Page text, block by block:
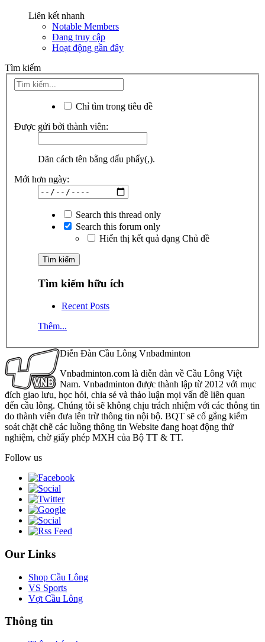
Liên kết nhanh
Notable Members
Đang truy cập
Hoạt động gần đây
Tìm kiếm
Chỉ tìm trong tiêu đề
Được gửi bởi thành viên:
Dãn cách tên bằng dấu phẩy(,).
Mới hơn ngày:
Search this thread only
Search this forum only
Hiển thị kết quả dạng Chủ đề
Tìm kiếm hữu ích
Recent Posts
Thêm...
Diễn Đàn Cầu Lông Vnbadminton
Vnbadminton.com là diễn đàn về Cầu Lông Việt
Nam. Vnbadminton được thành lập từ 2012 với mục
đích giao lưu, học hỏi, chia sẻ và thảo luận mọi vấn đề liên quan
đến cầu lông. Chúng tôi sẽ không chịu trách nhiệm với các thông tin
do thành viên đưa lên trừ thông tin nội bộ. BQT sẽ cố gắng kiểm
soát chặt chẽ các luồng thông tin Website đang hoạt động thử
nghiệm, chờ giấy phép MXH của Bộ TT & TT.
Follow us
Our Links
Shop Cầu Lông
VS Sports
Vợt Cầu Lông
Thông tin